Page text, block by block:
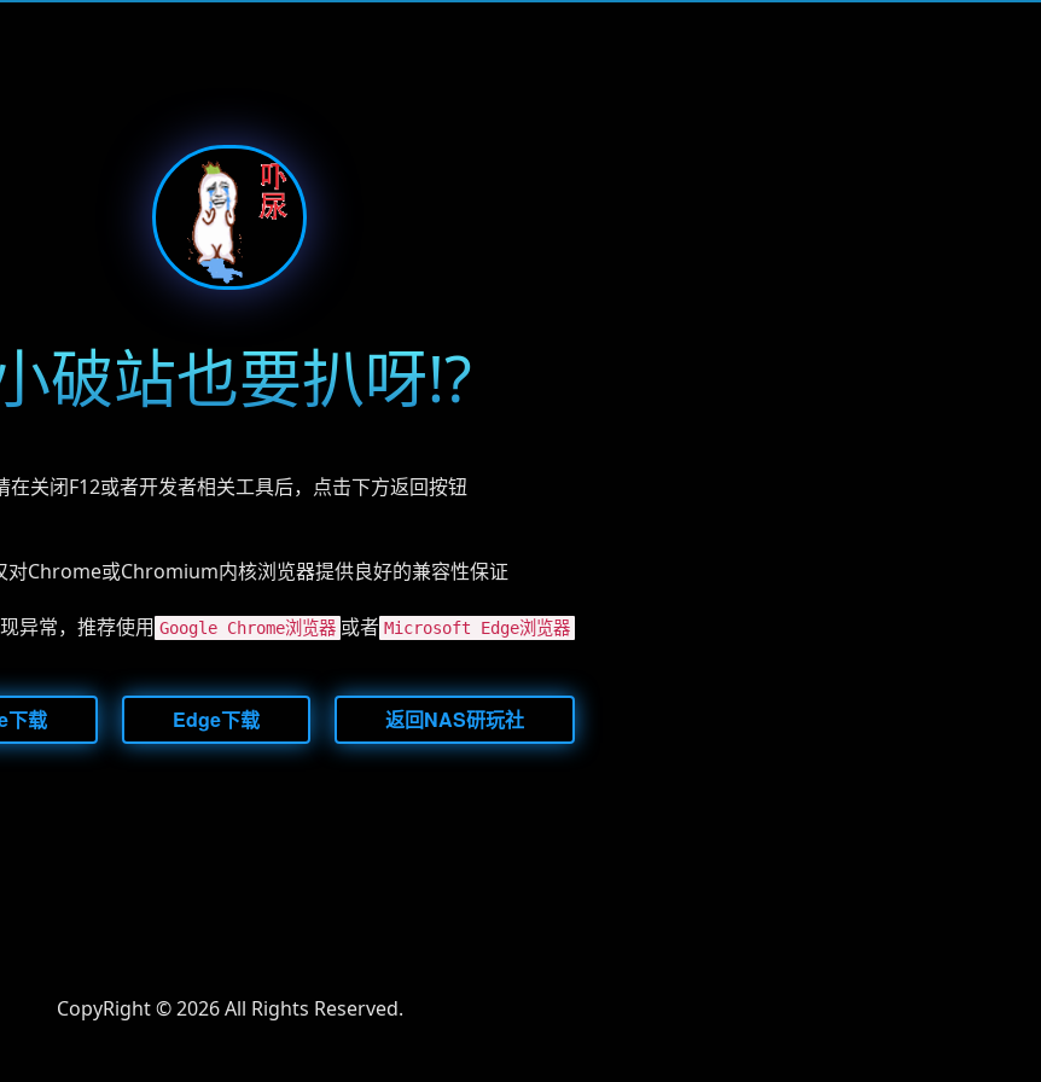
破站也要扒呀!?
在关闭F12或者开发者相关工具后，点击下方返回按钮
对Chrome或Chromium内核浏览器提供良好的兼容性保证
异常，推荐使用 Google Chrome浏览器 或者 Microsoft Edge浏览器
下载 Edge下载 返回NAS研玩社
CopyRight ©2026 All Rights Reserved.